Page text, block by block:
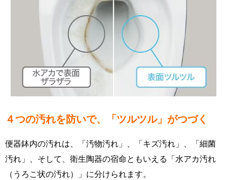
４つの汚れを防いで、「ツルツル」がつづく
便器鉢内の汚れは、「汚物汚れ」、「キズ汚れ」、「細菌
汚れ」、そして、衛生陶器の宿命ともいえる「水アカ汚れ
（うろこ状の汚れ）」に分けられます。